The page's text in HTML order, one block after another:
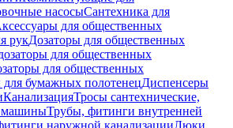
насосыСантехника для
для общественных
рукДозаторы для общественных
для общественных
для общественных
бумажных полотенецДиспенсеры
КанализацияТросы сантехнические,
машиныТрубы, фитинги внутренней
наружной канализацииЛюки